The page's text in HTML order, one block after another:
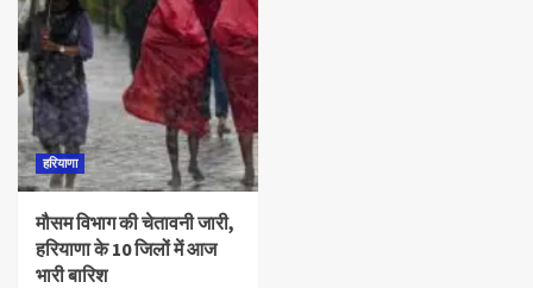
हरियाणा
मौसम विभाग की चेतावनी जारी,
हरियाणा के 10 जिलों में आज
भारी बारिश